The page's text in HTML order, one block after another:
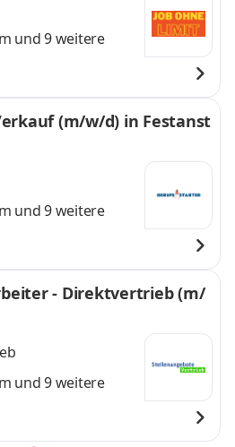
und 9 weitere
(m/w/d) in Festanst
und 9 weitere
- Direktvertrieb (m/
und 9 weitere